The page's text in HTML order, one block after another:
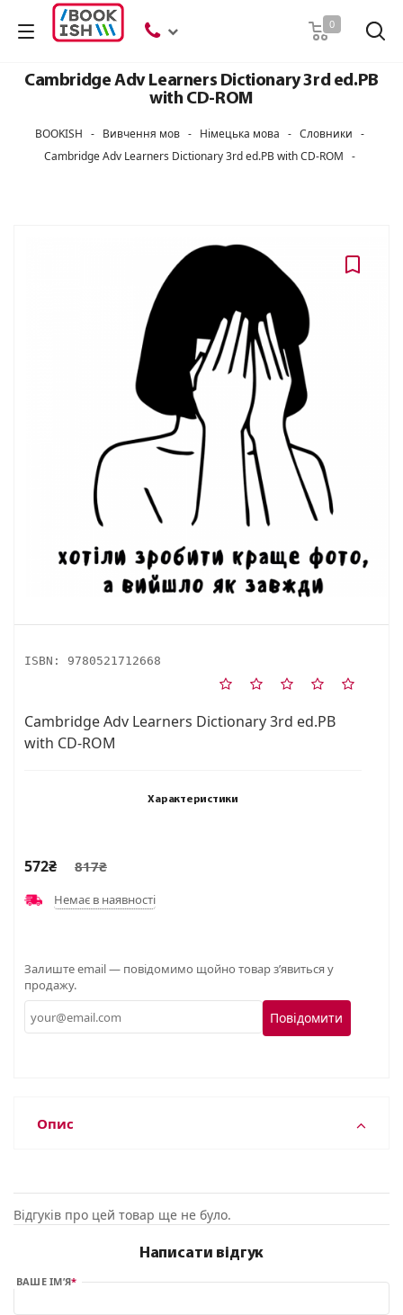
0
Cambridge Adv Learners Dictionary 3rd ed.PB
with CD-ROM
BOOKISH - Вивчення мов - Німецька мова - Словники -
Cambridge Adv Learners Dictionary 3rd ed.PB with CD-ROM -
ISBN: 9780521712668
Cambridge Adv Learners Dictionary 3rd ed.PB
with CD-ROM
Характеристики
572₴ 817₴
Немає в наявності
Залиште email — повідомимо щойно товар з’явиться у
продажу.
Повідомити
Опис
Відгуків про цей товар ще не було.
Написати відгук
ВАШЕ ІМ’Я